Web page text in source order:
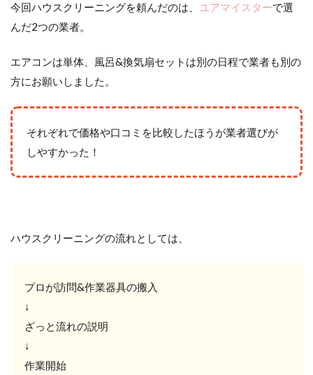
今回ハウスクリーニングを頼んだのは、 ユアマイスターで選
んだ2つの業者。
エアコンは単体、風呂&換気扇セットは別の日程で業者も別の
方にお願いしました。
それぞれで価格や口コミを比較したほうが業者選びが
しやすかった！
ハウスクリーニングの流れとしては、
プロが訪問&作業器具の搬入
↓
ざっと流れの説明
↓
作業開始